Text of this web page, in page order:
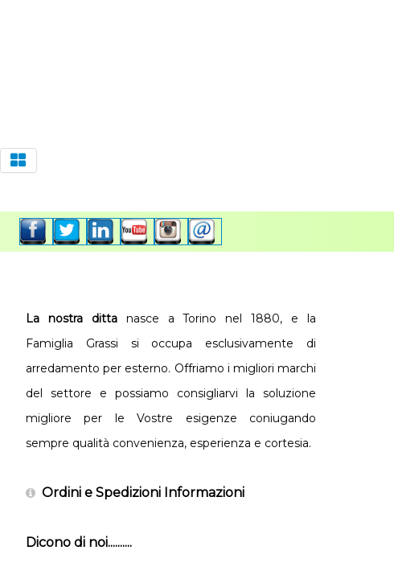
La nostra dittanasce a Torino nel 1880, e la
Famiglia Grassi si occupa esclusivamente di
arredamento per esterno. Offriamo i migliori marchi
del settore e possiamo consigliarvi la soluzione
migliore per le Vostre esigenze coniugando
sempre qualità convenienza, esperienza e cortesia.
Ordini e Spedizioni Informazioni
Dicono di noi..........